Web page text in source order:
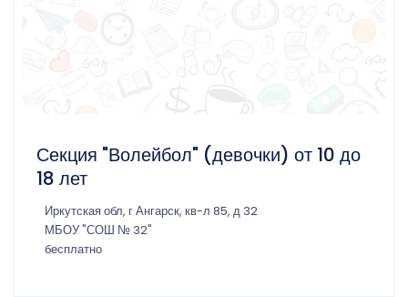
Секция "Волейбол" (девочки) от 10 до
18 лет
Иркутская обл, г Ангарск, кв-л 85, д 32
МБОУ "СОШ № 32"
бесплатно